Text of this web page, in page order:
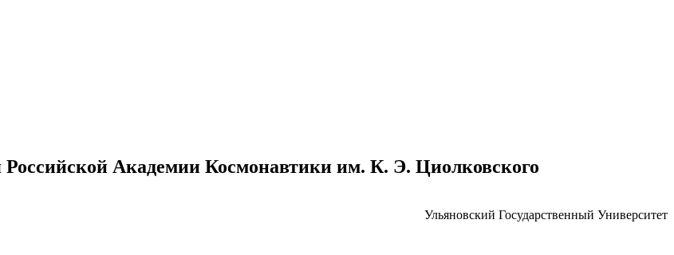
Российской Академии Космонавтики им. К. Э. Циолковского
Ульяновский Государственный Университет